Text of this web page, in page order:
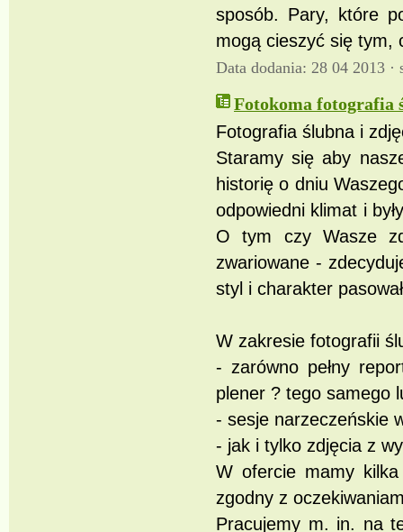
sposób. Pary, które
mogą cieszyć się tym,
Data dodania: 28 04 2013 ·
Fotokoma fotografia
Fotografia ślubna i
Staramy się aby
historię o dniu
odpowiedni klimat i
O tym czy Wasze
zwariowane -
styl i charakter
W zakresie fotografii
- zarówno pełny
plener ? tego samego
- sesje narzeczeńskie
- jak i tylko zdjęcia z
W ofercie mamy
zgodny z
Pracujemy m. in. na